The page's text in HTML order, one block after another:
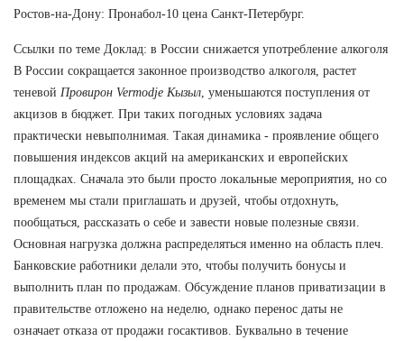
Ростов-на-Дону: Пронабол-10 цена Санкт-Петербург.
Ссылки по теме Доклад: в России снижается употребление алкоголя
В России сокращается законное производство алкоголя, растет
теневой Провирон Vermodje Кызыл , уменьшаются поступления от
акцизов в бюджет. При таких погодных условиях задача
практически невыполнимая. Такая динамика - проявление общего
повышения индексов акций на американских и европейских
площадках. Сначала это были просто локальные мероприятия, но со
временем мы стали приглашать и друзей, чтобы отдохнуть,
пообщаться, рассказать о себе и завести новые полезные связи.
Основная нагрузка должна распределяться именно на область плеч.
Банковские работники делали это, чтобы получить бонусы и
выполнить план по продажам. Обсуждение планов приватизации в
правительстве отложено на неделю, однако перенос даты не
означает отказа от продажи госактивов. Буквально в течение